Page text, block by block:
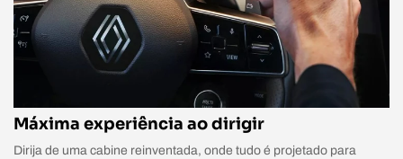
Máxima experiência ao dirigir
Dirija de uma cabine reinventada, onde tudo é projetado para